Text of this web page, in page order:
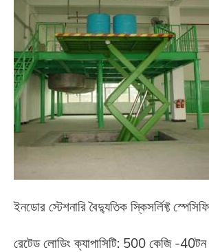
ইনডোর স্টেশনারি বৈদ্যুতিক স্কিসর্লিফ্ট
রেটেড লোডিং ক্যাপাসিটি: 500 কেজি -40টন